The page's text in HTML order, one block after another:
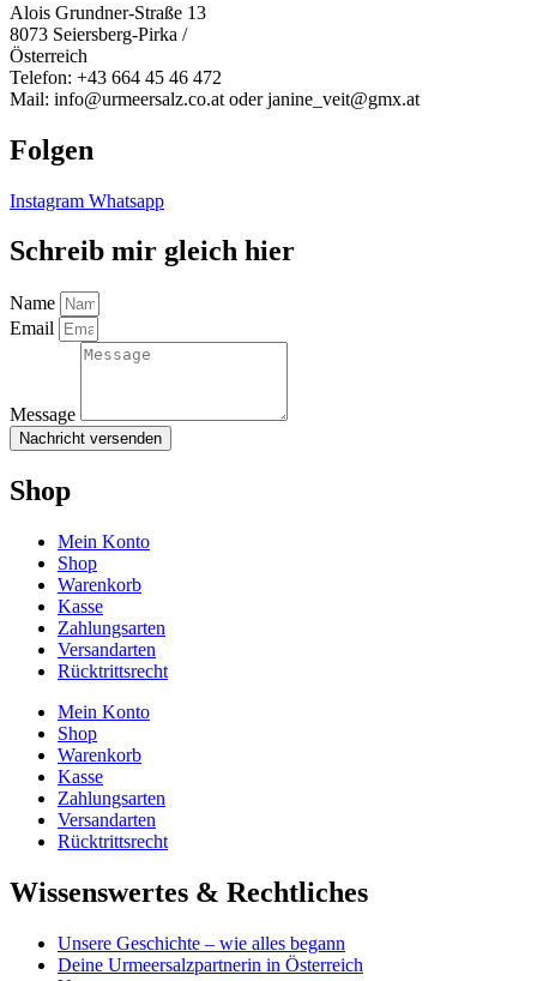
Alois Grundner-Straße 13
8073 Seiersberg-Pirka /
Österreich
Telefon: +43 664 45 46 472
Mail: info@urmeersalz.co.at oder janine_veit@gmx.at
Folgen
Instagram Whatsapp
Schreib mir gleich hier
Name
Email
Message
Nachricht versenden
Shop
Mein Konto
Shop
Warenkorb
Kasse
Zahlungsarten
Versandarten
Rücktrittsrecht
Mein Konto
Shop
Warenkorb
Kasse
Zahlungsarten
Versandarten
Rücktrittsrecht
Wissenswertes & Rechtliches
Unsere Geschichte – wie alles begann
Deine Urmeersalzpartnerin in Österreich